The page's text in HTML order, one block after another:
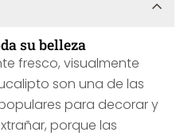
su belleza
fresco, visualmente
son una de las
para decorar y
porque las